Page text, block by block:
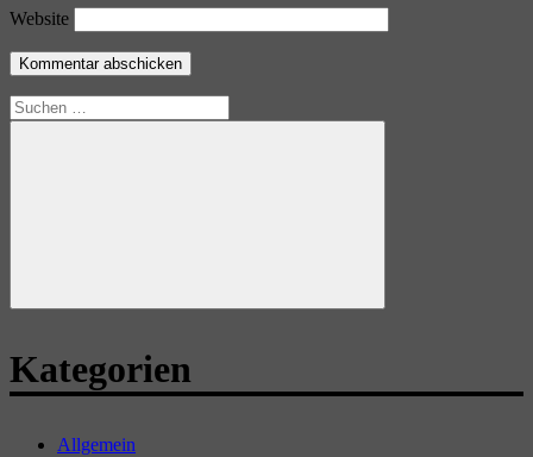
Website
Suchen
nach:
Suchen
Kategorien
Allgemein